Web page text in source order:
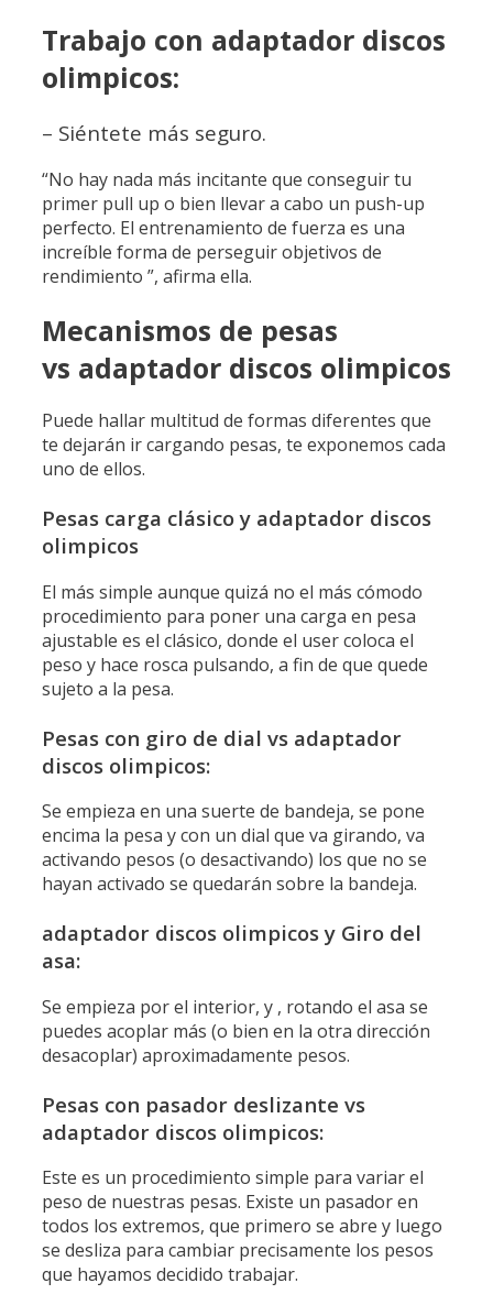
Trabajo con adaptador discos
olimpicos:
– Siéntete más seguro.
“No hay nada más incitante que conseguir tu
primer pull up o bien llevar a cabo un push-up
perfecto. El entrenamiento de fuerza es una
increíble forma de perseguir objetivos de
rendimiento ”, afirma ella.
Mecanismos de pesas
vs adaptador discos olimpicos
Puede hallar multitud de formas diferentes que
te dejarán ir cargando pesas, te exponemos cada
uno de ellos.
Pesas carga clásico y adaptador discos
olimpicos
El más simple aunque quizá no el más cómodo
procedimiento para poner una carga en pesa
ajustable es el clásico, donde el user coloca el
peso y hace rosca pulsando, a fin de que quede
sujeto a la pesa.
Pesas con giro de dial vs adaptador
discos olimpicos:
Se empieza en una suerte de bandeja, se pone
encima la pesa y con un dial que va girando, va
activando pesos (o desactivando) los que no se
hayan activado se quedarán sobre la bandeja.
adaptador discos olimpicos y Giro del
asa:
Se empieza por el interior, y , rotando el asa se
puedes acoplar más (o bien en la otra dirección
desacoplar) aproximadamente pesos.
Pesas con pasador deslizante vs
adaptador discos olimpicos:
Este es un procedimiento simple para variar el
peso de nuestras pesas. Existe un pasador en
todos los extremos, que primero se abre y luego
se desliza para cambiar precisamente los pesos
que hayamos decidido trabajar.